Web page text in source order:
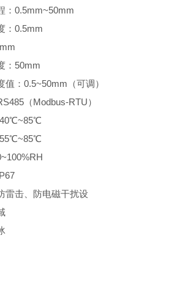
：0.5mm~50mm
：0.5mm
：50mm
值：0.5~50mm（可调）
（Modbus-RTU）
40℃~85℃
55℃~85℃
雷击、防电磁干扰设